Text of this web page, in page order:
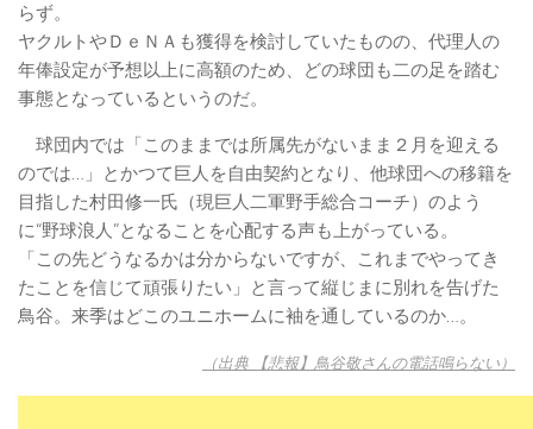
らず。
ヤクルトやＤｅＮＡも獲得を検討していたものの、代理人の
年俸設定が予想以上に高額のため、どの球団も二の足を踏む
事態となっているというのだ。
球団内では「このままでは所属先がないまま２月を迎える
のでは…」とかつて巨人を自由契約となり、他球団への移籍を
目指した村田修一氏（現巨人二軍野手総合コーチ）のよう
に“野球浪人”となることを心配する声も上がっている。
「この先どうなるかは分からないですが、これまでやってき
たことを信じて頑張りたい」と言って縦じまに別れを告げた
鳥谷。来季はどこのユニホームに袖を通しているのか…。
（出典 【悲報】鳥谷敬さんの電話鳴らない）